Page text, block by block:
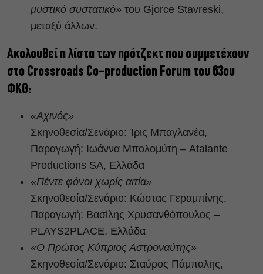
μυστικό συστατικό» του Gjorce Stavreski,
μεταξύ άλλων.
Ακολουθεί η λίστα των πρότζεκτ που συμμετέχουν
στο Crossroads Co-production Forum του 63ου
ΦΚΘ:
«Αχινός»
Σκηνοθεσία/Σενάριο: Ίρις Μπαγλανέα,
Παραγωγή: Ιωάννα Μπολομύτη – Atalante
Productions SA, Ελλάδα
«Πέντε φόνοι χωρίς αιτία»
Σκηνοθεσία/Σενάριο: Κώστας Γεραμπίνης,
Παραγωγή: Βασίλης Χρυσανθόπουλος –
PLAYS2PLACE, Ελλάδα
«Ο Πρώτος Κύπριος Αστροναύτης»
Σκηνοθεσία/Σενάριο: Σταύρος Πάμπαλης,